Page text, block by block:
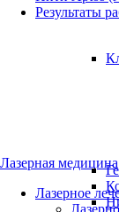
Результаты
Лазерная медицина
Лазерное